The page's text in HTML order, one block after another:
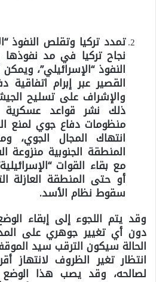
تمدد تركيا وتقلص النفوذ
نجاح تركيا في مد
النفوذ “الإسرائيلي”،
القصير عبر إبرام
والإشراف على تسليح
ذلك نشر قواعد عسكرية
منظومات دفاع جوي لمنع
انتهاك المجال
المنطقة الجنوبية منزوعة
مع بقاء القوات
أو حتى المنطقة العازلة
سقوط نظام الأسد.
وقد يتم اللجوء إلى إبقاء
دون أي تغيير جوهري على
الحالة سيكون الترقب سيد
انتظار تغير الظروف لانتهاز
لصالحه، وقد يصب هذا